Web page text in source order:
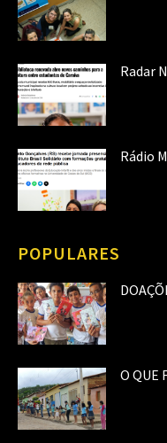
Radar
Rádio
POPULARES
O QUE